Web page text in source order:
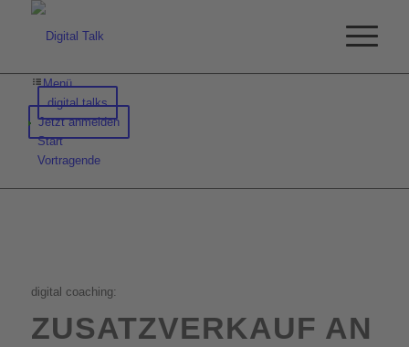
Menü
digital talks
Jetzt anmelden
Start
Vortragende
digital coaching:
ZUSATZVERKAUF AN